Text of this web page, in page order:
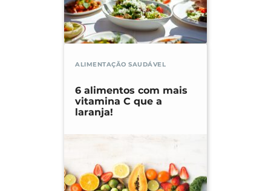
ALIMENTAÇÃO SAUDÁVEL
6 alimentos com mais
vitamina C que a
laranja!